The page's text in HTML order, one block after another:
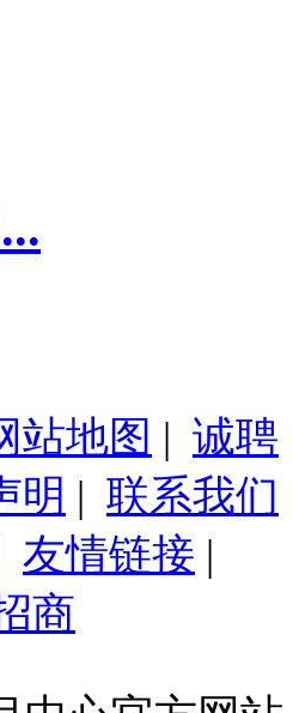
站地图 | 诚聘
明 | 联系我们
友情链接 |
商